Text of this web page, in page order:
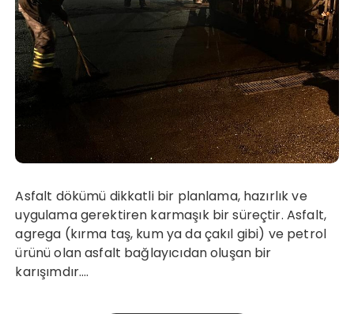
Asfalt dökümü dikkatli bir planlama, hazırlık ve
uygulama gerektiren karmaşık bir süreçtir. Asfalt,
agrega (kırma taş, kum ya da çakıl gibi) ve petrol
ürünü olan asfalt bağlayıcıdan oluşan bir
karışımdır….